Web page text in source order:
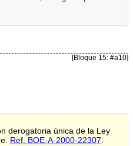
[Bloque 15: #a10]
derogatoria única de la Ley
Ref. BOE-A-2000-22307